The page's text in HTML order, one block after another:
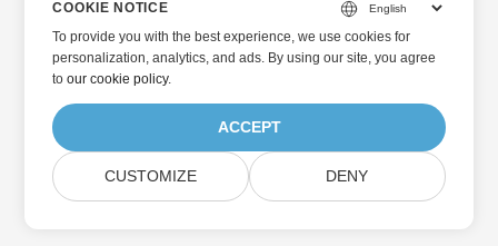
COOKIE NOTICE
To provide you with the best experience, we use cookies for
personalization, analytics, and ads. By using our site, you agree
toour cookie policy.
ACCEPT
CUSTOMIZE DENY